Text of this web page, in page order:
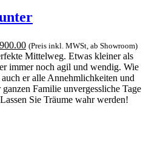
Aktueller
Preis
ist:
CHF 30'900.00.
(Preis inkl. MWSt, ab Showroom)
Mittelweg. Etwas kleiner als
immer noch agil und wendig. Wie
er alle Annehmlichkeiten und
Familie unvergessliche Tage
Sie Träume wahr werden!